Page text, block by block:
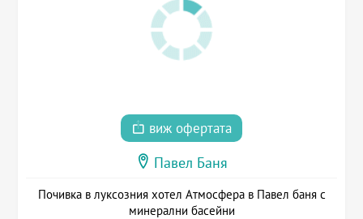
виж офертата
Павел Баня
Почивка в луксозния хотел Атмосфера в Павел баня с
минерални басейни